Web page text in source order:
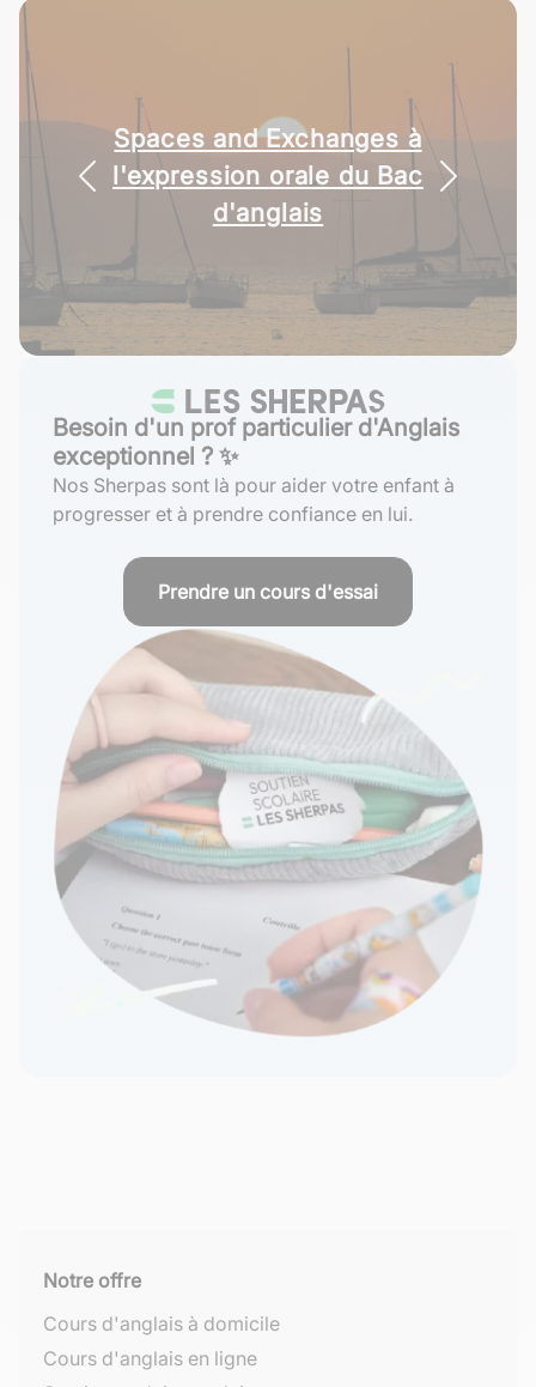
Spaces and Exchanges à
l'expression orale du Bac
d'anglais
TOEIC Reading : techniques
pour réussir la part 5
Besoin d'un prof particulier d'Anglais
exceptionnel ? ✨
Nos Sherpas sont là pour aider votre enfant à
progresser et à prendre confiance en lui.
Prendre un cours d'essai
Notre offre
Cours d'anglais à domicile
Cours d'anglais en ligne